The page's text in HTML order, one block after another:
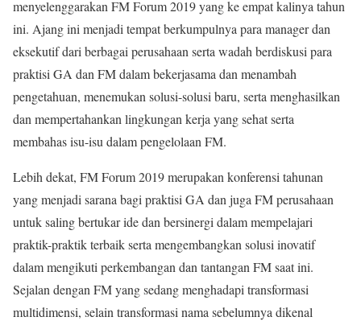
menyelenggarakan FM Forum 2019 yang ke empat kalinya tahun
ini. Ajang ini menjadi tempat berkumpulnya para manager dan
eksekutif dari berbagai perusahaan serta wadah berdiskusi para
praktisi GA dan FM dalam bekerjasama dan menambah
pengetahuan, menemukan solusi-solusi baru, serta menghasilkan
dan mempertahankan lingkungan kerja yang sehat serta
membahas isu-isu dalam pengelolaan FM.
Lebih dekat, FM Forum 2019 merupakan konferensi tahunan
yang menjadi sarana bagi praktisi GA dan juga FM perusahaan
untuk saling bertukar ide dan bersinergi dalam mempelajari
praktik-praktik terbaik serta mengembangkan solusi inovatif
dalam mengikuti perkembangan dan tantangan FM saat ini.
Sejalan dengan FM yang sedang menghadapi transformasi
multidimensi, selain transformasi nama sebelumnya dikenal